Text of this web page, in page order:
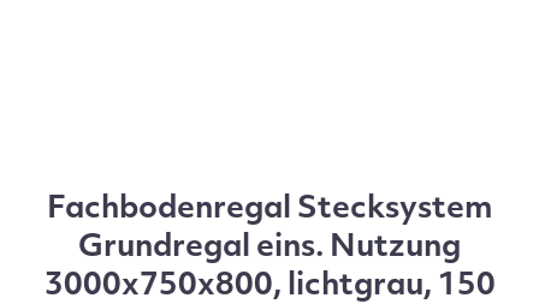
Fachbodenregal Stecksystem
Grundregal eins. Nutzung
3000x750x800, lichtgrau, 150